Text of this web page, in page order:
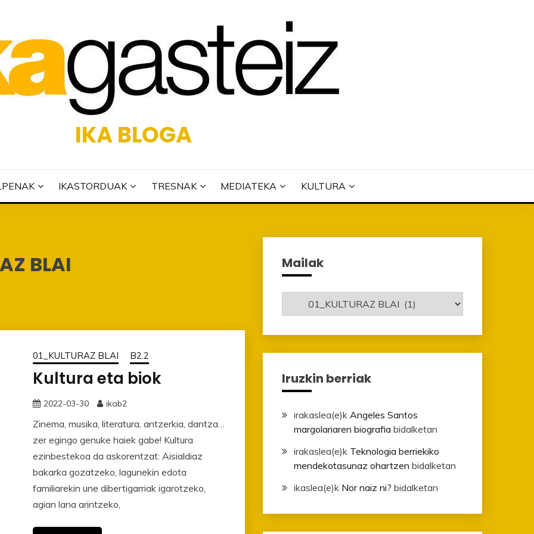
IKA BLOGA
IKASTORDUAK TRESNAK MEDIATEKA KULTURA
BLAI
01_KULTURAZ BLAI B2.2
Kultura eta biok
2022-03-30 ikab2
Zinema, musika, literatura, antzerkia, dantza…
zer egingo genuke haiek gabe! Kultura
ezinbestekoa da askorentzat: Aisialdiaz
bakarka gozatzeko, lagunekin edota
familiarekin une dibertigarriak igarotzeko,
agian lana arintzeko,
Mailak
Iruzkin berriak
irakaslea(e)k Angeles Santos
margolariaren biografia bidalketan
irakaslea(e)k Teknologia berriekiko
mendekotasunaz ohartzen bidalketan
ikaslea(e)k Nor naiz ni? bidalketan